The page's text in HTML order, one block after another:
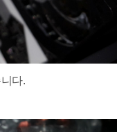
다.